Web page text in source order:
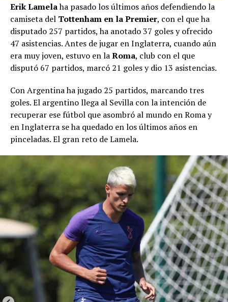
Erik Lamelaha pasado los últimos años defendiendo la
camiseta del Tottenham en la Premier, con el que ha
disputado 257 partidos, ha anotado 37 goles y ofrecido
47 asistencias. Antes de jugar en Inglaterra, cuando aún
era muy joven, estuvo en laRoma, club con el que
disputó 67 partidos, marcó 21 goles y dio 13 asistencias.
Con Argentina ha jugado 25 partidos, marcando tres
goles. El argentino llega al Sevilla con la intención de
recuperar ese fútbol que asombró al mundo en Roma y
en Inglaterra se ha quedado en los últimos años en
pinceladas. El gran reto de Lamela.